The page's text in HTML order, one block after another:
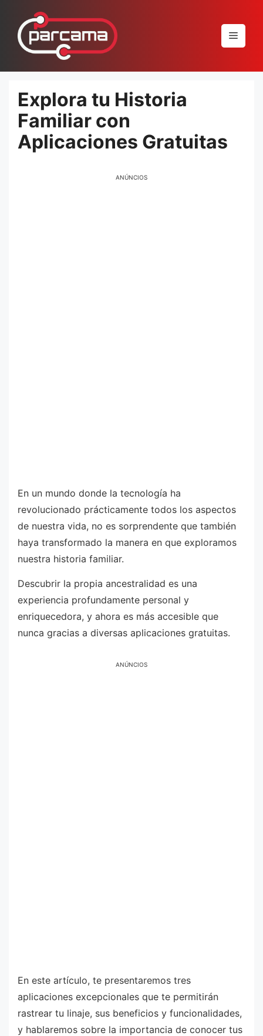
conteúdo
Menu
Explora tu Historia
Familiar con
Aplicaciones Gratuitas
ANÚNCIOS
En un mundo donde la tecnología ha
revolucionado prácticamente todos los aspectos
de nuestra vida, no es sorprendente que también
haya transformado la manera en que exploramos
nuestra historia familiar.
Descubrir la propia ancestralidad es una
experiencia profundamente personal y
enriquecedora, y ahora es más accesible que
nunca gracias a diversas aplicaciones gratuitas.
ANÚNCIOS
En este artículo, te presentaremos tres
aplicaciones excepcionales que te permitirán
rastrear tu linaje, sus beneficios y funcionalidades,
y hablaremos sobre la importancia de conocer tus